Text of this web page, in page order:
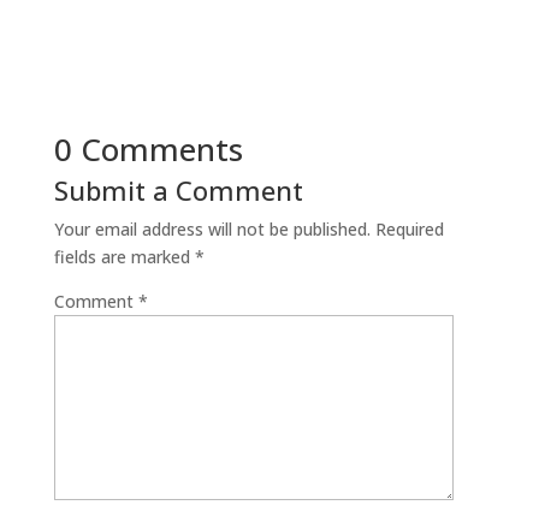
0 Comments
Submit a Comment
Your email address will not be published. Required
fields are marked *
Comment *